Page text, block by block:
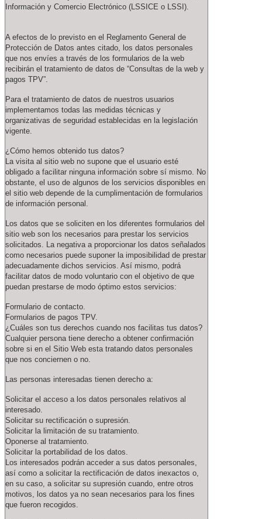
Información y Comercio Electrónico (LSSICE o LSSI).
A efectos de lo previsto en el Reglamento General de
Protección de Datos antes citado, los datos personales
que nos envíes a través de los formularios de la web
recibirán el tratamiento de datos de “Consultas de la web y
pagos TPV”.
Para el tratamiento de datos de nuestros usuarios
implementamos todas las medidas técnicas y
organizativas de seguridad establecidas en la legislación
vigente.
¿Cómo hemos obtenido tus datos?
La visita al sitio web no supone que el usuario esté
obligado a facilitar ninguna información sobre sí mismo. No
obstante, el uso de algunos de los servicios disponibles en
el sitio web depende de la cumplimentación de formularios
de información personal.
Los datos que se soliciten en los diferentes formularios del
sitio web son los necesarios para prestar los servicios
solicitados. La negativa a proporcionar los datos señalados
como necesarios puede suponer la imposibilidad de prestar
adecuadamente dichos servicios. Así mismo, podrá
facilitar datos de modo voluntario con el objetivo de que
puedan prestarse de modo óptimo estos servicios:
Formulario de contacto.
Formularios de pagos TPV.
¿Cuáles son tus derechos cuando nos facilitas tus datos?
Cualquier persona tiene derecho a obtener confirmación
sobre si en el Sitio Web esta tratando datos personales
que nos conciernen o no.
Las personas interesadas tienen derecho a:
Solicitar el acceso a los datos personales relativos al
interesado.
Solicitar su rectificación o supresión.
Solicitar la limitación de su tratamiento.
Oponerse al tratamiento.
Solicitar la portabilidad de los datos.
Los interesados podrán acceder a sus datos personales,
así como a solicitar la rectificación de datos inexactos o,
en su caso, a solicitar su supresión cuando, entre otros
motivos, los datos ya no sean necesarios para los fines
que fueron recogidos.